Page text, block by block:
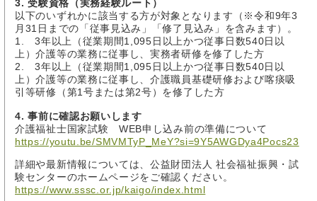
3. 受験資格（実務経験ルート）
以下のいずれかに該当する方が対象となります（※令和9年3
月31日までの「従事見込み」「修了見込み」を含みます）。
1. 3年以上（従業期間1,095日以上かつ従事日数540日以
上）介護等の業務に従事し、実務者研修を修了した方
2. 3年以上（従業期間1,095日以上かつ従事日数540日以
上）介護等の業務に従事し、介護職員基礎研修および喀痰吸
引等研修（第1号または第2号）を修了した方
4. 事前に確認お願いします
介護福祉士国家試験 WEB申し込み前の準備について
https://youtu.be/SMVMTyP_MeY?si=9Y5AWGDya4Pocs23
詳細や最新情報については、公益財団法人 社会福祉振興・試
験センターのホームページをご確認ください。
https://www.sssc.or.jp/kaigo/index.html